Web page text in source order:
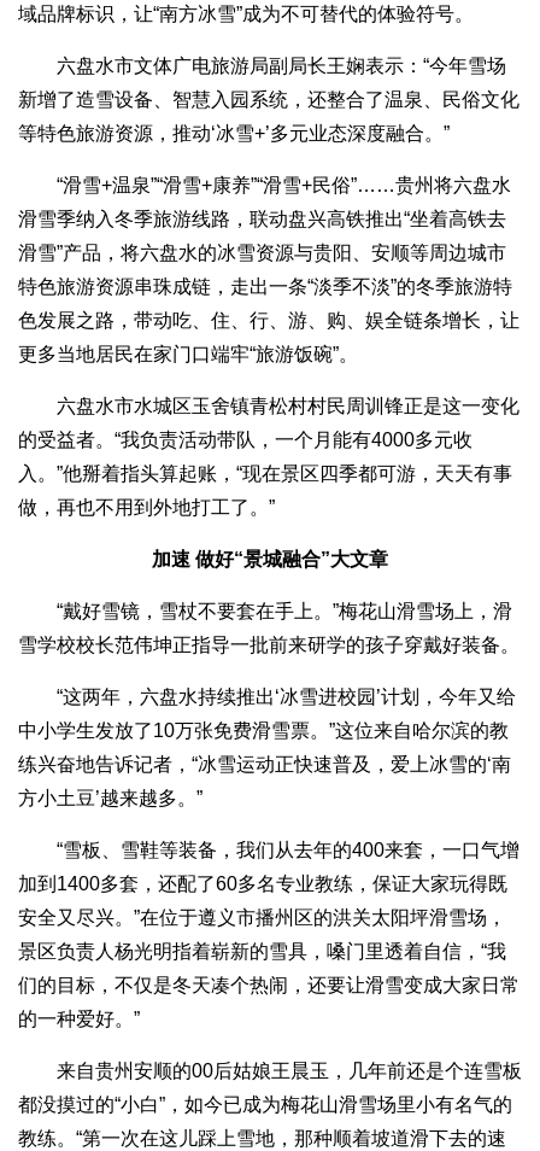
域品牌标识，让“南方冰雪”成为不可替代的体验符号。
六盘水市文体广电旅游局副局长王娴表示：“今年雪场
新增了造雪设备、智慧入园系统，还整合了温泉、民俗文化
等特色旅游资源，推动‘冰雪+’多元业态深度融合。”
“滑雪+温泉”“滑雪+康养”“滑雪+民俗”……贵州将六盘水
滑雪季纳入冬季旅游线路，联动盘兴高铁推出“坐着高铁去
滑雪”产品，将六盘水的冰雪资源与贵阳、安顺等周边城市
特色旅游资源串珠成链，走出一条“淡季不淡”的冬季旅游特
色发展之路，带动吃、住、行、游、购、娱全链条增长，让
更多当地居民在家门口端牢“旅游饭碗”。
六盘水市水城区玉舍镇青松村村民周训锋正是这一变化
的受益者。“我负责活动带队，一个月能有4000多元收
入。”他掰着指头算起账，“现在景区四季都可游，天天有事
做，再也不用到外地打工了。”
加速 做好“景城融合”大文章
“戴好雪镜，雪杖不要套在手上。”梅花山滑雪场上，滑
雪学校校长范伟坤正指导一批前来研学的孩子穿戴好装备。
“这两年，六盘水持续推出‘冰雪进校园’计划，今年又给
中小学生发放了10万张免费滑雪票。”这位来自哈尔滨的教
练兴奋地告诉记者，“冰雪运动正快速普及，爱上冰雪的‘南
方小土豆’越来越多。”
“雪板、雪鞋等装备，我们从去年的400来套，一口气增
加到1400多套，还配了60多名专业教练，保证大家玩得既
安全又尽兴。”在位于遵义市播州区的洪关太阳坪滑雪场，
景区负责人杨光明指着崭新的雪具，嗓门里透着自信，“我
们的目标，不仅是冬天凑个热闹，还要让滑雪变成大家日常
的一种爱好。”
来自贵州安顺的00后姑娘王晨玉，几年前还是个连雪板
都没摸过的“小白”，如今已成为梅花山滑雪场里小有名气的
教练。“第一次在这儿踩上雪地，那种顺着坡道滑下去的速